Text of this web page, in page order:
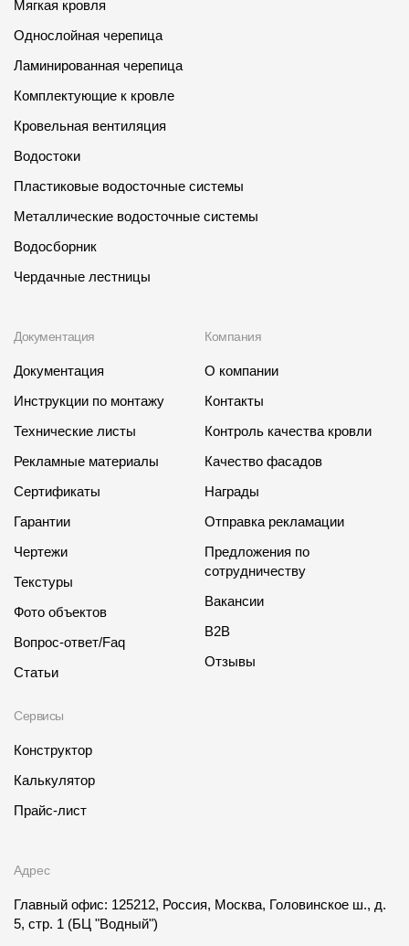
Мягкая кровля
Однослойная черепица
Ламинированная черепица
Комплектующие к кровле
Кровельная вентиляция
Водостоки
Пластиковые водосточные системы
Металлические водосточные системы
Водосборник
Чердачные лестницы
Документация
Документация
Инструкции по монтажу
Технические листы
Рекламные материалы
Сертификаты
Гарантии
Чертежи
Текстуры
Фото объектов
Вопрос-ответ/Faq
Статьи
Сервисы
Конструктор
Калькулятор
Прайс-лист
Компания
О компании
Контакты
Контроль качества кровли
Качество фасадов
Награды
Отправка рекламации
Предложения по
сотрудничеству
Вакансии
B2B
Отзывы
Адрес
Главный офис: 125212, Россия, Москва, Головинское ш., д.
5, стр. 1 (БЦ "Водный")